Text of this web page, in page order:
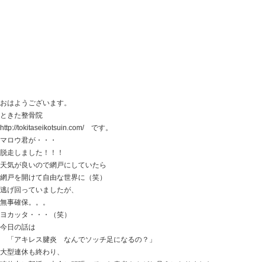
また逃げる・・・！
遊ばれていますね（笑）
今日の話は
「肩甲骨の痛みの患者さん」
朝起きたら肩甲骨の内側に痛みが出る・・・
という患者さんがお見えになってくれました。
仰向けになって寝ると、
背中が床に当たって痛むということでした。
お体をみさせていただくと